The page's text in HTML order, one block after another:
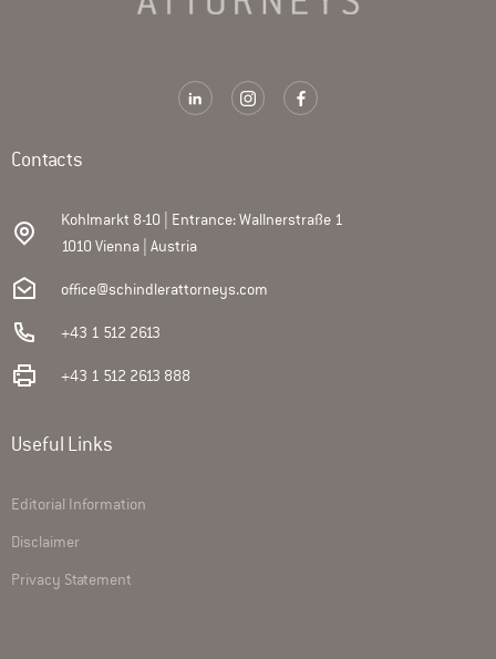
Contacts
Kohlmarkt 8-10 | Entrance: Wallnerstraße 1
1010 Vienna | Austria
office@schindlerattorneys.com
+43 1 512 2613
+43 1 512 2613 888
Useful Links
Editorial Information
Disclaimer
Privacy Statement